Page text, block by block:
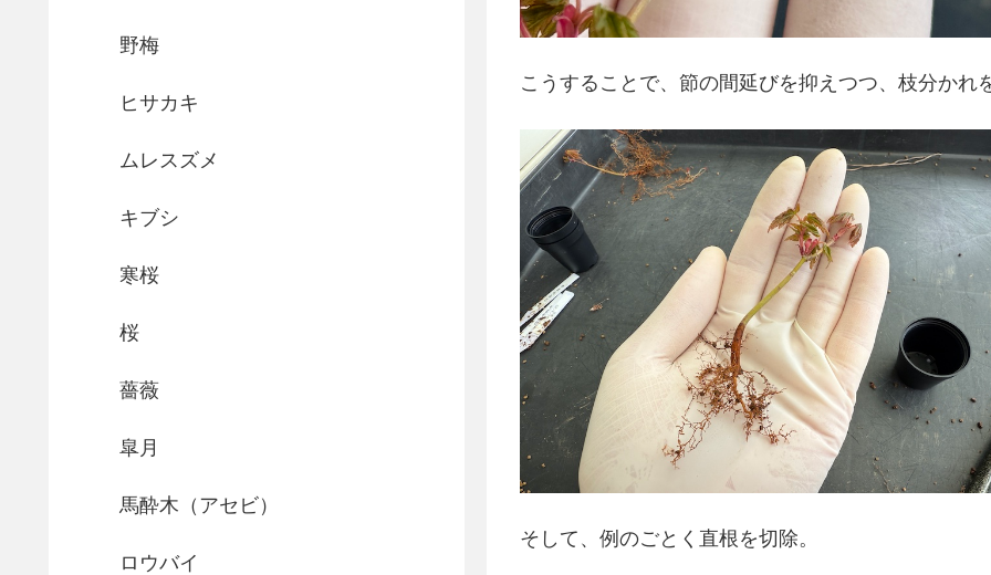
こうすることで、節の間延びを抑えつつ、枝分かれ
そして、例のごとく直根を切除。
野梅
ヒサカキ
ムレスズメ
キブシ
寒桜
桜
薔薇
皐月
馬酔木（アセビ）
ロウバイ